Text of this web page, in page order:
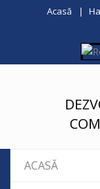
Acasă
ACASĂ